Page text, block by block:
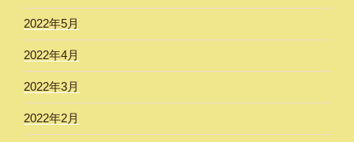
2022年5月
2022年4月
2022年3月
2022年2月